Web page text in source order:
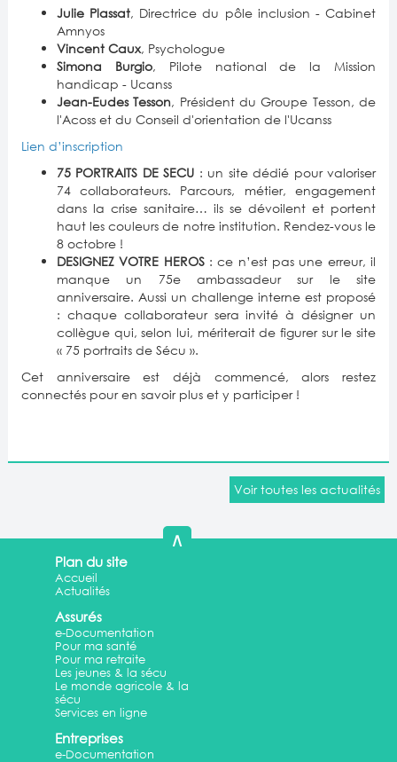
Julie Plassat, Directrice du pôle inclusion - Cabinet
Amnyos
Vincent Caux, Psychologue
Simona Burgio, Pilote national de la Mission
handicap - Ucanss
Jean-Eudes Tesson, Président du Groupe Tesson, de
l'Acoss et du Conseil d'orientation de l'Ucanss
Lien d’inscription
75 PORTRAITS DE SECU : un site dédié pour valoriser
74 collaborateurs. Parcours, métier, engagement
dans la crise sanitaire… ils se dévoilent et portent
haut les couleurs de notre institution. Rendez-vous le
8 octobre !
DESIGNEZ VOTRE HEROS: ce n’est pas une erreur, il
manque un 75e ambassadeur sur le site
anniversaire. Aussi un challenge interne est proposé
: chaque collaborateur sera invité à désigner un
collègue qui, selon lui, mériterait de figurer sur le site
« 75 portraits de Sécu ».
Cet anniversaire est déjà commencé, alors restez
connectés pour en savoir plus et y participer !
Voir toutes les actualités
∧
Plan du site
Accueil
Actualités
Assurés
e-Documentation
Pour ma santé
Pour ma retraite
Les jeunes & la sécu
Le monde agricole & la
sécu
Services en ligne
Entreprises
e-Documentation